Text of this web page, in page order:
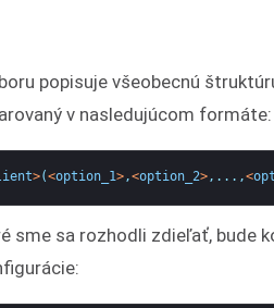
popisuje všeobecnú
v nasledujúcom formáte:
>(<option_1>,<option_2>, . . . ,<
sme sa rozhodli zdieľať, bude